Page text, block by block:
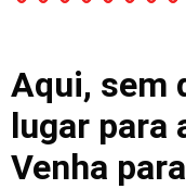
Aqui, sem
lugar para
Venha